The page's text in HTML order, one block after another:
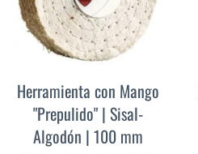
Herramienta con Mango
"Prepulido" | Sisal-
Algodón | 100 mm